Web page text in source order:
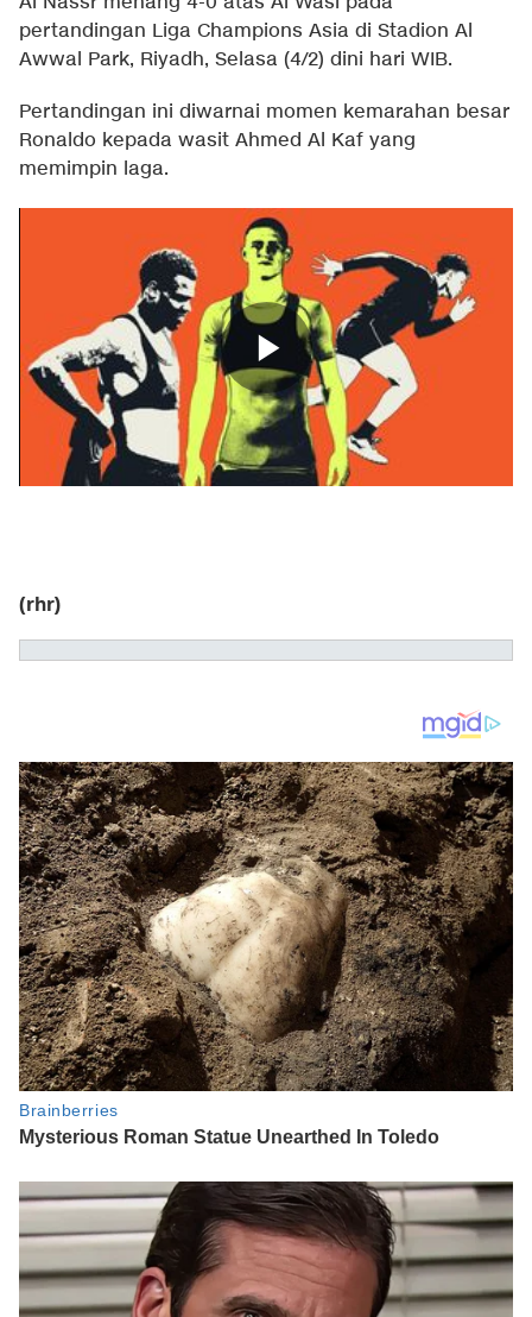
pertandingan Liga Champions Asia di Stadion Al
Awwal Park, Riyadh, Selasa (4/2) dini hari WIB.
Pertandingan ini diwarnai momen kemarahan besar
Ronaldo kepada wasit Ahmed Al Kaf yang
memimpin laga.
(rhr)